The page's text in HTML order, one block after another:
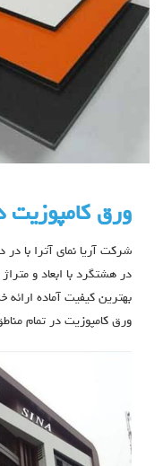
ورق
شرکت آریا نمای آترا با
در هشتگرد با ابعاد و
بهترین کیفیت آماده
ورق کامپوزیت در تمام